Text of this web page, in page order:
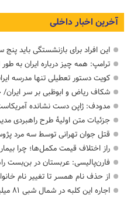
آخرین اخبار داخلی
این افراد برای بازنشستگی باید
ترامپ: همه چیز درباره ایران به
کویت دستور تعطیلی تنها مدرسه
شکاف ریاض و ابوظبی بر سر
مدودف: ژاپن دست نشانده
جزئیات متن اولیۀ طرح راهبردی
قتل جوان تهرانی توسط سه مرد
راز اختلاف قیمت مکمل‌ها؛ چرا
فارن‌پالیسی: عربستان در بن‌بست
از حذف نام همسر تا تغییر نام
اجاره این کلبه در شمال شبی ۸۱ میلیون تومان است